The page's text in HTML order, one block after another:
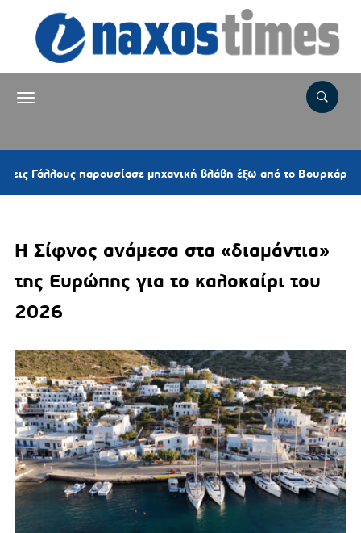
παρουσίασε μηχανική βλάβη έξω από το Βουρκάρι 3
Η Σίφνος ανάμεσα στα «διαμάντια»
της Ευρώπης για το καλοκαίρι του
2026